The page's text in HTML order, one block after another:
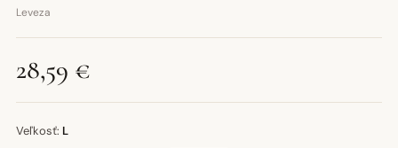
Leveza
28,59 €
Veľkosť: L